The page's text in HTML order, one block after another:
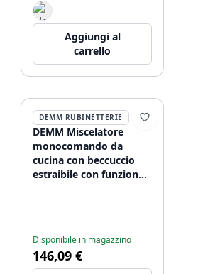
Aggiungi al
carrello
DEMM RUBINETTERIE
DEMM Miscelatore
monocomando da
cucina con beccuccio
estraibile con funzione
Disponibile in magazzino
146,09 €